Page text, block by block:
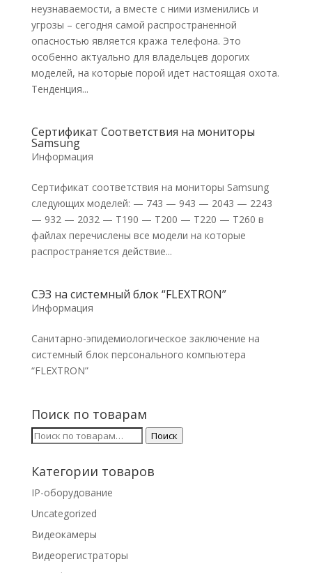
неузнаваемости, а вместе с ними изменились и
угрозы – сегодня самой распространенной
опасностью является кража телефона. Это
особенно актуально для владельцев дорогих
моделей, на которые порой идет настоящая охота.
Тенденция...
Сертификат Соответствия на мониторы
Samsung
Информация
Сертификат соответствия на мониторы Samsung
следующих моделей: — 743 — 943 — 2043 — 2243
— 932 — 2032 — T190 — T200 — T220 — T260 в
файлах перечислены все модели на которые
распространяется действие...
СЭЗ на системный блок “FLEXTRON”
Информация
Санитарно-эпидемиологическое заключение на
системный блок персонального компьютера
“FLEXTRON”
Поиск по товарам
Искать: Поиск
Категории товаров
IP-оборудование
Uncategorized
Видеокамеры
Видеорегистраторы